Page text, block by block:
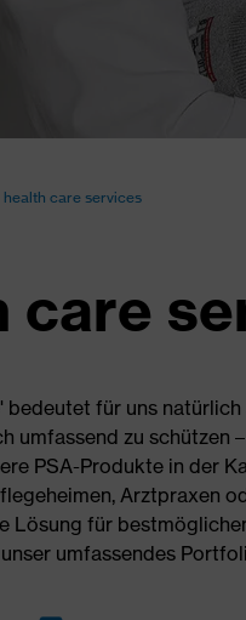
health care services
care
für uns
umfassend zu schützen
PSA-Produkte in der
Arztpraxen
Lösung für
umfassendes